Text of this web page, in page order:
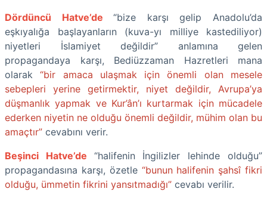
Dördüncü Hatve’de“bize karşı gelip Anadolu’da
eşkıyalığa başlayanların (kuva-yı milliye kastediliyor)
niyetleri İslamiyet değildir” anlamına gelen
propagandaya karşı, Bediüzzaman Hazretleri mana
olarak“bir amaca ulaşmak için önemli olan mesele
sebepleri yerine getirmektir, niyet değildir, Avrupa’ya
düşmanlık yapmak ve Kur’ân’ı kurtarmak için mücadele
ederken niyetin ne olduğu önemli değildir, mühim olan bu
amaçtır” cevabını verir.
Beşinci Hatve’de “halifenin İngilizler lehinde olduğu”
propagandasına karşı, özetle“bunun halifenin şahsî fikri
olduğu, ümmetin fikrini yansıtmadığı” cevabı verilir.